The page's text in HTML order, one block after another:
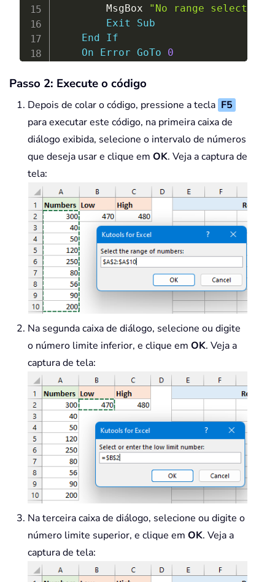
        MsgBox
"No range selected.
Exit
Sub
End
If
On
Error GoTo
0
    LowLimit
= Application
InputBox
On Error Resume
Next
Set OutputCell = Application
If OutputCell Is Nothing Then
        MsgBox
"No output cell
If
On Error GoTo 0
    TotalCombinations
= 2 ^ (UBound
For i = 1 To TotalCombinations
Dim tempArr() As Double
ReDim tempArr(1 To UBound
        CombTotal
= 0
Dim k As Long: k = 0
To UBound
If i And (2 ^ (j -
                k
= k + 1
                tempArr
                CombTotal
=
End
Next
j
If CombTotal >= LowLimit
ReDim
Preserve tempArr
            Output
.Add tempArr
End If
Dim item As
Variant
For Each item In Output
            OutputCell
Offset (
Passo 2: Execute o código
Depois de colar o código, pressione a tecla F5
para executar este código, na primeira caixa de
diálogo exibida, selecione o intervalo de números
que deseja usar e clique em OK. Veja a captura de
tela:
Na segunda caixa de diálogo, selecione ou digite
o número limite inferior, e clique em OK. Veja a
captura de tela:
Na terceira caixa de diálogo, selecione ou digite o
número limite superior, e clique em OK. Veja a
captura de tela: